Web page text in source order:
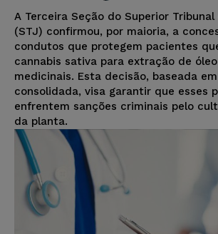
A Terceira Seção do Superior
(STJ) confirmou, por maioria, a
condutos que protegem pacientes
cannabis sativa para extração de
medicinais. Esta decisão, baseada
consolidada, visa garantir que esses
enfrentem sanções criminais pelo
da planta.